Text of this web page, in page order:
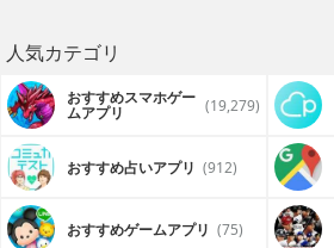
人気カテゴリ
おすすめスマホゲー
ムアプリ (19,279)
おすすめ占いアプリ (912)
おすすめゲームアプリ (75)